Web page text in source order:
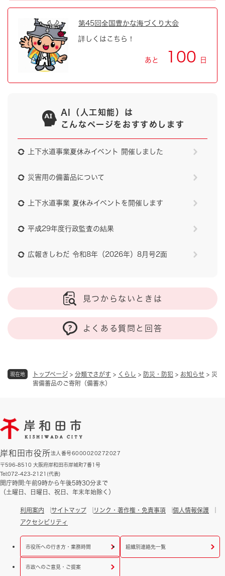
現在地 トップページ > 分類でさがす > くらし > 防災・防犯 > お知らせ > 災
害備蓄品のご寄附（備蓄水）
第45回全国豊かな海づくり大会
詳しくはこちら！
あと 100 日
AI（人工知能）は
こんなページをおすすめします
上下水道事業夏休みイベント 開催しました
災害用の備蓄品について
上下水道事業 夏休みイベントを開催します
平成29年度行政監査の結果
広報きしわだ 令和8年（2026年）8月号2面
見つからないときは
よくある質問と回答
岸和田市役所法人番号6000020272027
〒596-8510 大阪府岸和田市岸城町7番1号
Tel:072-423-2121(代表)
開庁時間:午前9時から午後5時30分まで
（土曜日、日曜日、祝日、年末年始除く）
利用案内 サイトマップ リンク・著作権・免責事項
個人情報保護
アクセシビリティ
市役所への行き方・業務時間 組織別連絡先一覧
市政へのご意見・ご提案